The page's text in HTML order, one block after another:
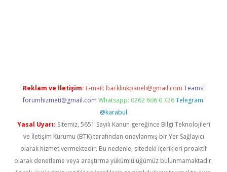
Reklam ve İletişim: E-mail: backlinkpaneli@gmail.com Teams:
forumhizmeti@gmail.com Whatsapp: 0262 606 0 726 Telegram:
@karabul
Yasal Uyarı: Sitemiz, 5651 Sayılı Kanun gereğince Bilgi Teknolojileri
ve İletişim Kurumu (BTK) tarafından onaylanmış bir Yer Sağlayıcı
olarak hizmet vermektedir. Bu nedenle, sitedeki içerikleri proaktif
olarak denetleme veya araştırma yükümlülüğümüz bulunmamaktadır.